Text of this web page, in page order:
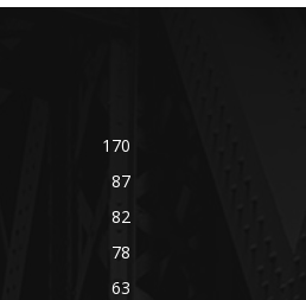
170
87
82
78
63